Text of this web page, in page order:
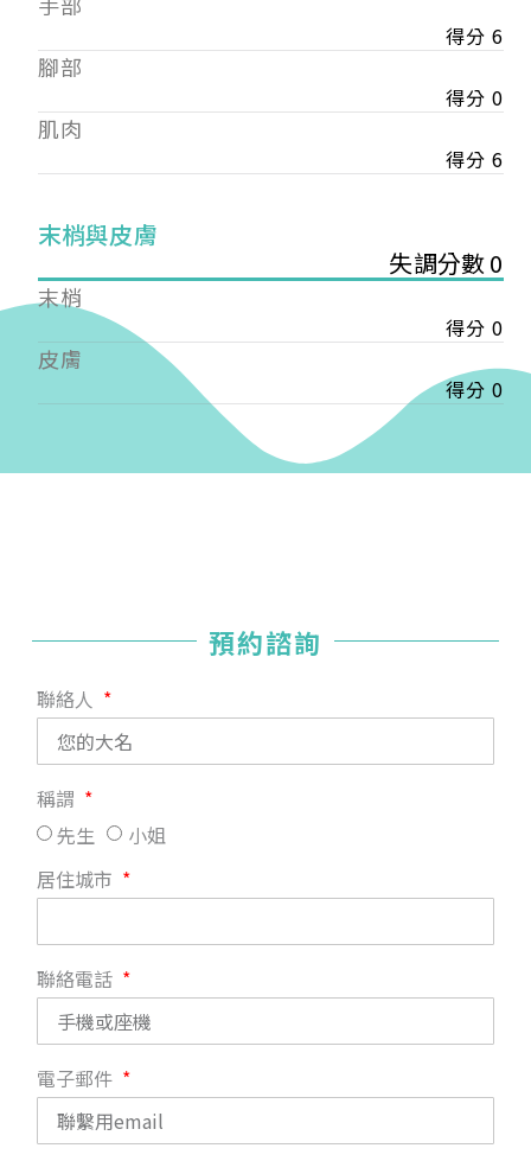
得分 6
腳部
得分 0
肌肉
得分 6
末梢與皮膚
失調分數 0
末梢
得分 0
皮膚
得分 0
預約諮詢
聯絡人
稱謂
先生
小姐
居住城市
聯絡電話
電子郵件
會審核通過後即通知您進行繳費，繳費資訊如下
【會費】
個人會員:
入會費新臺幣1200元，於會員入會時繳納；常年會
費1200元，於每年度繳納。
費3000元，於每年度繳納。
戶名: 社團法人台灣自律神經健康培訓暨發展協會
帳號: 003-03-501566-2
銀行: (013) 國泰世華 南京東路分行